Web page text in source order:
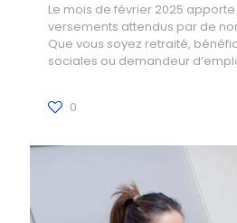
Le mois de février 2025
versements attendus par de
Que vous soyez retraité,
sociales ou demandeur
0